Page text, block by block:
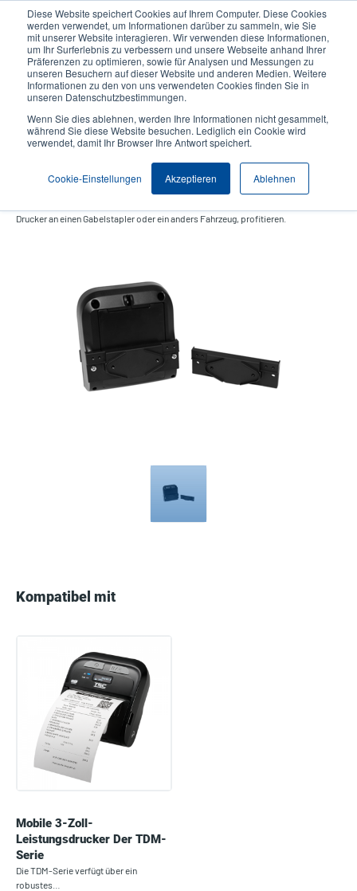
Diese Website speichert Cookies auf Ihrem Computer. Diese Cookies
werden verwendet, um Informationen darüber zu sammeln, wie Sie
mit unserer Website interagieren. Wir verwenden diese Informationen,
um Ihr Surferlebnis zu verbessern und unsere Webseite anhand Ihrer
Präferenzen zu optimieren, sowie für Analysen und Messungen zu
unseren Besuchern auf dieser Website und anderen Medien. Weitere
Informationen zu den von uns verwendeten Cookies finden Sie in
unseren Datenschutzbestimmungen.
Wenn Sie dies ablehnen, werden Ihre Informationen nicht gesammelt,
während Sie diese Website besuchen. Lediglich ein Cookie wird
verwendet, damit Ihr Browser Ihre Antwort speichert.
Cookie-Einstellungen Akzeptieren Ablehnen
User
account
menu
User
Header
Produktsuche Kontakt
Fahrzeugmontagesatz
Kunden von TSC Printronix Auto ID können auch von einer recht flexiblen
Drucker an einen Gabelstapler oder ein anders Fahrzeug, profitieren.
with
Kompatibel mit
Mobile 3-Zoll-
Leistungsdrucker Der TDM-
Serie
Die TDM-Serie verfügt über ein
robustes…